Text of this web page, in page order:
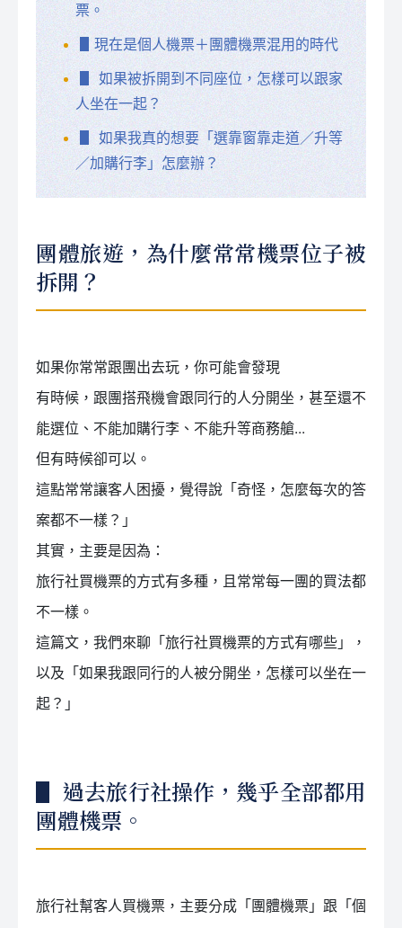
票。
▋現在是個人機票＋團體機票混用的時代
▋ 如果被拆開到不同座位，怎樣可以跟家
人坐在一起？
▋ 如果我真的想要「選靠窗靠走道／升等
／加購行李」怎麼辦？
團體旅遊，為什麼常常機票位子被
拆開？
如果你常常跟團出去玩，你可能會發現
有時候，跟團搭飛機會跟同行的人分開坐，甚至還不
能選位、不能加購行李、不能升等商務艙...
但有時候卻可以。
這點常常讓客人困擾，覺得說「奇怪，怎麼每次的答
案都不一樣？」
其實，主要是因為：
旅行社買機票的方式有多種，且常常每一團的買法都
不一樣。
這篇文，我們來聊「旅行社買機票的方式有哪些」，
以及「如果我跟同行的人被分開坐，怎樣可以坐在一
起？」
▋ 過去旅行社操作，幾乎全部都用
團體機票。
旅行社幫客人買機票，主要分成「團體機票」跟「個